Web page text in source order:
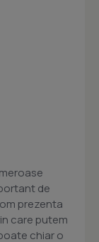
de
prezenta
care putem
chiar o